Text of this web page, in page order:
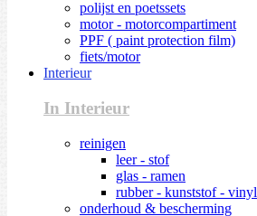
polijst en poetssets
motor - motorcompartiment
PPF ( paint protection film)
fiets/motor
Interieur
In Interieur
reinigen
leer - stof
glas - ramen
rubber - kunststof - vinyl
onderhoud & bescherming